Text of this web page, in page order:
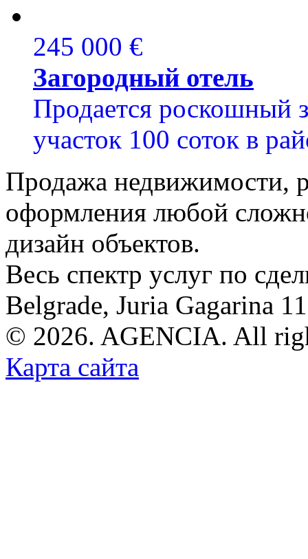
245 000 €
Загородный отель
Продается роскошный
участок 100 соток в
Продажа недвижимости,
оформления любой
дизайн объектов.
Весь спектр услуг по
Belgrade, Juria Gagarina
© 2026. AGENCIA. All
Карта сайта